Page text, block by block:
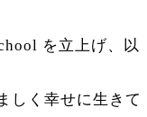
を立上げ、以
しく幸せに生きて